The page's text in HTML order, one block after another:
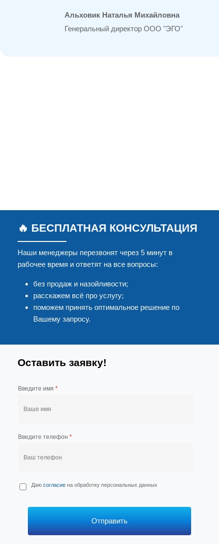
Альховик Наталья Михайловна
Генеральный директор ООО "ЭГО"
🔥 БЕСПЛАТНАЯ КОНСУЛЬТАЦИЯ
Наши менеджеры перезвонят через 5 минут в
рабочее время и ответят на все вопросы:
без продаж и назойливости;
расскажем всё про услугу;
поможем принять оптимальное решение по
Вашему запросу.
Оставить заявку!
Введите имя *
Введите телефон *
П
е
Даю согласиена обработку персональных данных
Отправить